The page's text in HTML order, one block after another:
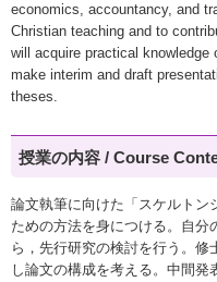
economics, accountancy, and
Christian teaching and to
will acquire practical knowledge
make interim and draft
theses.
授業の内容 / Course
論文執筆に向けた「スケルトン
ための方法を身につける。自
ら，先行研究の検討を行う。
し論文の構成を考える。中間